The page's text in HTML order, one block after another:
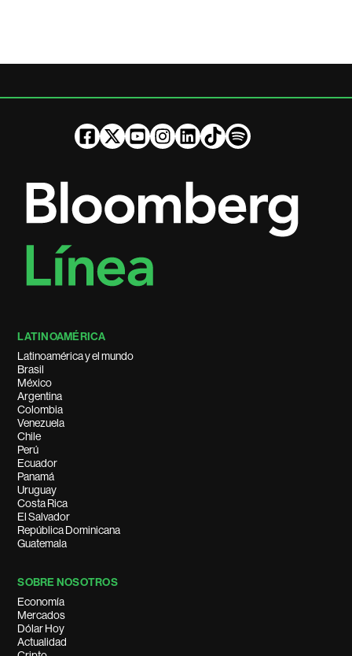
LATINOAMÉRICA
Latinoamérica y el mundo
Brasil
México
Argentina
Colombia
Venezuela
Chile
Perú
Ecuador
Panamá
Uruguay
Costa Rica
El Salvador
República Dominicana
Guatemala
SOBRE NOSOTROS
Economía
Mercados
Dólar Hoy
Actualidad